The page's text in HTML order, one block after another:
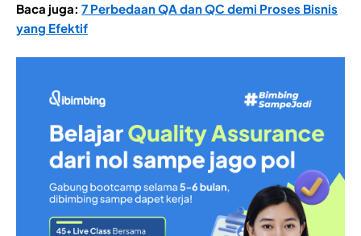
Baca juga: 7 Perbedaan QA dan QC demi Proses Bisnis
yang Efektif